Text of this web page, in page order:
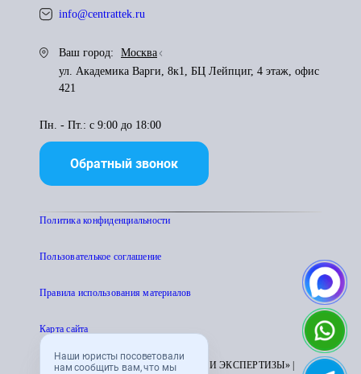
Наши юристы посоветовали
нам сообщить вам, что мы
info@centrattek.ru
Ваш город:
Москва
ул. Академика Варги, 8к1, БЦ Лейпциг, 4 этаж, офис
421
Пн. - Пт.: с 9:00 до 18:00
Обратный звонок
Политика конфиденциальности
Пользователькое соглашение
Правила использования материалов
Карта сайта
© 1995 - 2026 «ЦЕНТР АТТЕСТАЦИИ И ЭКСПЕРТИЗЫ» |